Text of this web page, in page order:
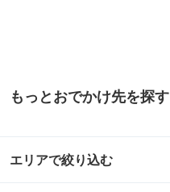
もっとおでかけ先を探す
エリアで絞り込む